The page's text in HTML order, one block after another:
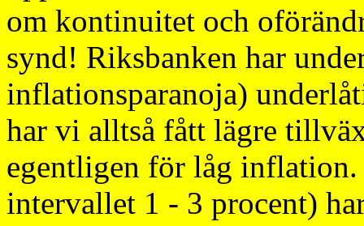
om kontinuitet och
synd! Riksbanken har
inflationsparanoja)
har vi alltså fått lägre
egentligen för låg
intervallet 1 - 3 procent)